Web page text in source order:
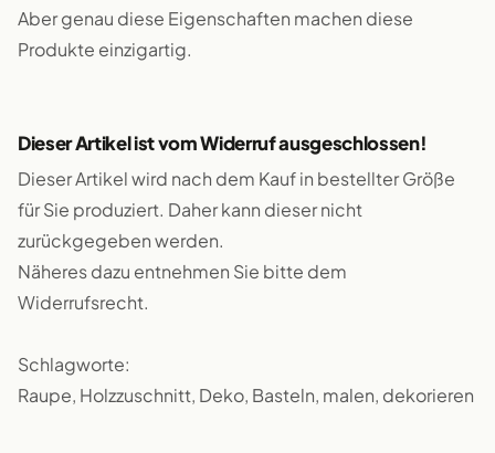
Aber genau diese Eigenschaften machen diese
Produkte einzigartig.
Dieser Artikel ist vom Widerruf ausgeschlossen!
Dieser Artikel wird nach dem Kauf in bestellter Größe
für Sie produziert. Daher kann dieser nicht
zurückgegeben werden.
Näheres dazu entnehmen Sie bitte dem
Widerrufsrecht.
Schlagworte:
Raupe, Holzzuschnitt, Deko, Basteln, malen, dekorieren